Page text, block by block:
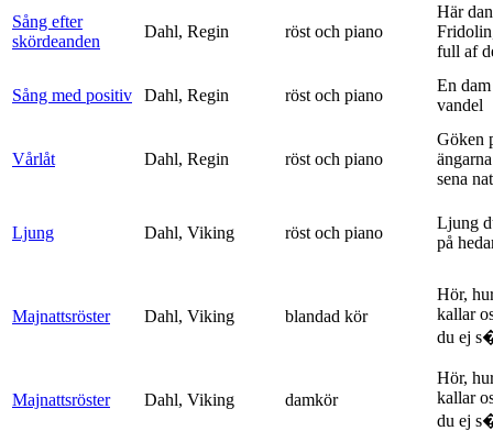
Sång efter
skördeanden
Dahl, Regin röst och piano
Här
full af
Sång med positiv Dahl, Regin röst och piano
En
vandel
Vårlåt Dahl, Regin röst och piano
Göken
sena
Ljung Dahl, Viking röst och piano
Ljung
på
Majnattsröster Dahl, Viking blandad kör
Hör,
kallar
du ej
Majnattsröster Dahl, Viking damkör
Hör,
kallar
du ej